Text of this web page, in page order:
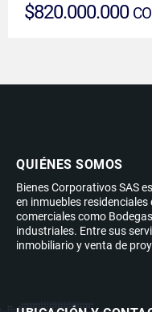
$820.000.000
QUIÉNES SOMOS
Bienes Corporativos SAS
en inmuebles
comerciales como
industriales. Entre sus
inmobiliario y venta de